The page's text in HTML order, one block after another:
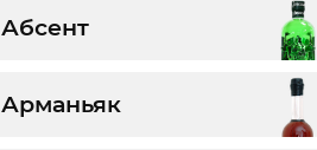
Абсент
Арманьяк